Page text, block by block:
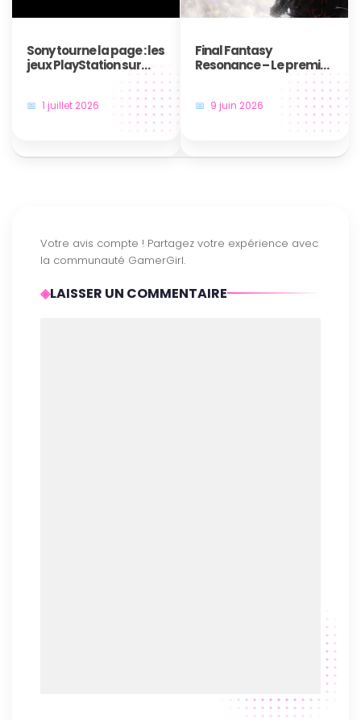
Sony tourne la page : les
jeux PlayStation sur
disque, c’est bientôt fini
1 juillet 2026
Final Fantasy
Resonance – Le premier
jeu en HD-2D de la saga
annoncé au Nintendo
Direct9 juin 2026
LAISSER UN COMMENTAIRE